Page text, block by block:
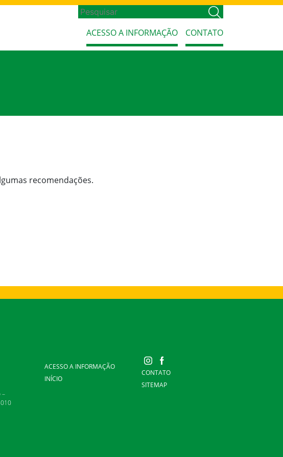
ACESSO A INFORMAÇÃO CONTATO
recomendações.
–
ACESSO A INFORMAÇÃO
INÍCIO
CONTATO
SITEMAP